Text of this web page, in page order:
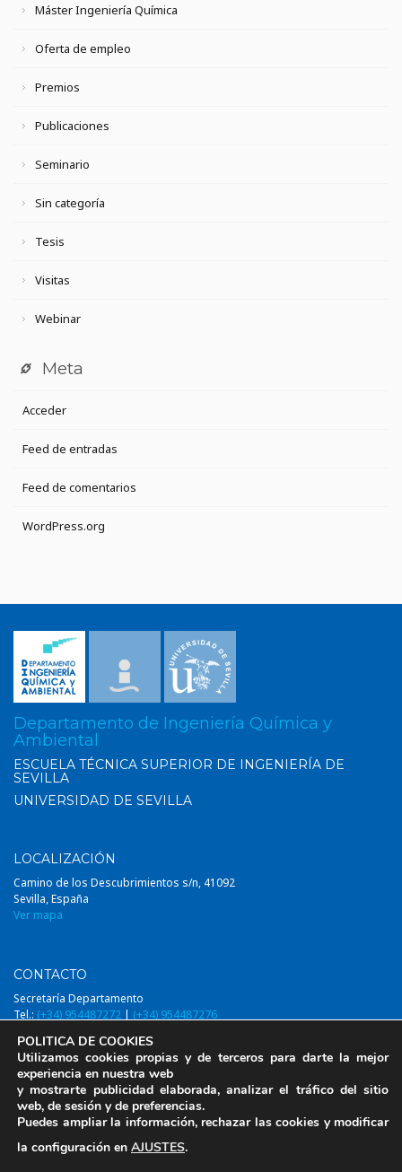
Máster Ingeniería Química
Oferta de empleo
Premios
Publicaciones
Seminario
Sin categoría
Tesis
Visitas
Webinar
Meta
Acceder
Feed de entradas
Feed de comentarios
WordPress.org
Departamento de Ingeniería Química y
Ambiental
ESCUELA TÉCNICA SUPERIOR DE INGENIERÍA DE
SEVILLA
UNIVERSIDAD DE SEVILLA
LOCALIZACIÓN
Camino de los Descubrimientos s/n, 41092
Sevilla, España
Ver mapa
CONTACTO
Secretaría Departamento
Tel.: (+34) 954487272 | (+34) 954487276
© 2014-2026, DIQAUS (Departamento Ingeniería Química y Ambiental,
Universidad de Sevilla)
Aviso Legal
POLITICA DE COOKIES
Utilizamos cookies propias y de terceros para darte la mejor
experiencia en nuestra web
y mostrarte publicidad elaborada, analizar el tráfico del sitio
web, de sesión y de preferencias.
Puedes ampliar la información, rechazar las cookies y modificar
la configuración en AJUSTES.